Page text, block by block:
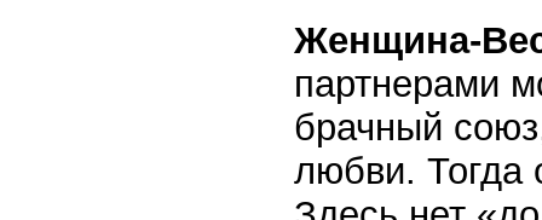
Женщина-
партнерами
брачный
любви. Тогда